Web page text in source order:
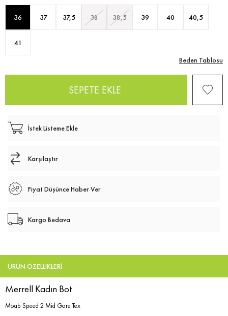
36 37 37,5 38 38,5 39 40 40,5
41
Beden Tablosu
İstek Listeme Ekle
Karşılaştır
Fiyat Düşünce Haber Ver
Kargo Bedava
ÜRÜN ÖZELLIKLERI
Merrell Kadın Bot
Moab Speed 2 Mid Gore Tex